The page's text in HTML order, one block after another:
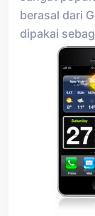
berasal dari
dipakai